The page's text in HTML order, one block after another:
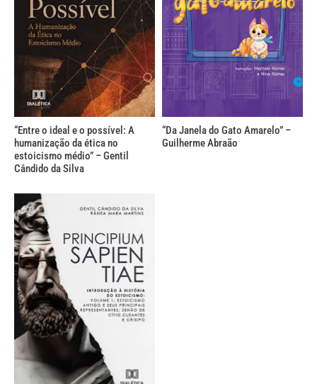
“Entre o ideal e o possível: A
humanização da ética no
estoicismo médio” – Gentil
Cândido da Silva
“Da Janela do Gato Amarelo” –
Guilherme Abraão